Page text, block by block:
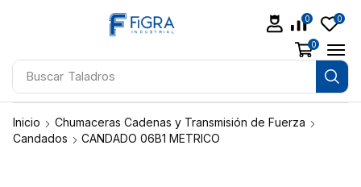
Buscar Taladros
0 0
0
Inicio
Chumaceras Cadenas y Transmisión de Fuerza
Candados
CANDADO 06B1 METRICO